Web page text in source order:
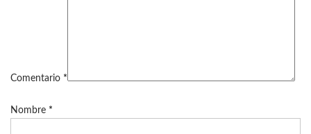
Comentario *
Nombre *